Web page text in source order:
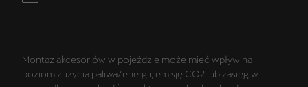
Montaż akcesoriów w pojeździe może mieć wpływ na
poziom zużycia paliwa/energii, emisję CO2 lub zasięg w